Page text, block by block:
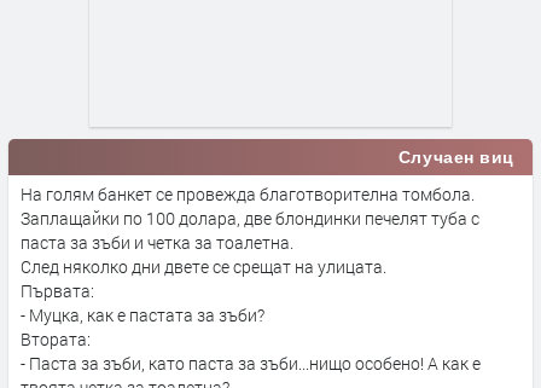
Случаен виц
На голям банкет се провежда благотворителна томбола.
Заплащайки по 100 долара, две блондинки печелят туба с
паста за зъби и четка за тоалетна.
След няколко дни двете се срещат на улицата.
Първата:
- Муцка, как е пастата за зъби?
Втората:
- Паста за зъби, като паста за зъби...нищо особено! А как е